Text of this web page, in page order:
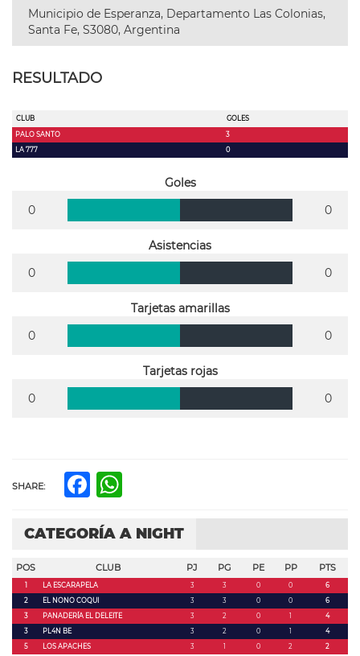
Municipio de Esperanza, Departamento Las Colonias,
Santa Fe, S3080, Argentina
RESULTADO
CLUB
GOLES
PALO SANTO
3
LA 777
0
Goles
0
0
Asistencias
0
0
Tarjetas amarillas
0
0
Tarjetas rojas
0
0
SHARE: Facebook
CATEGORÍA A NIGHT
POS CLUB PJ PG PE PP PTS
1 LA ESCARAPELA 3 3 0 0
6
2
EL NONO COQUI 3 3 0 0
6
3
PANADERÍA EL DELEITE 3 2 0 1
4
3
PL4N BE 3 2 0 1
4
5
LOS APACHES 3 1 0 2 2